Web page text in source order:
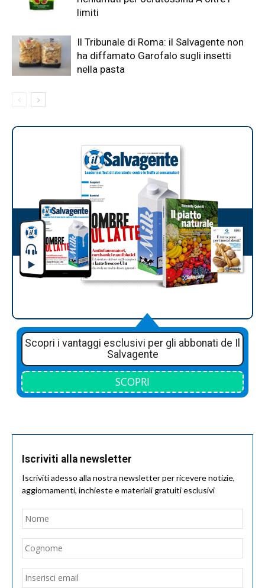
limiti
Il Tribunale di Roma: il Salvagente non
ha diffamato Garofalo sugli insetti
nella pasta
Scopri i vantaggi esclusivi per gli abbonati de Il
Salvagente
SCOPRI
Iscriviti alla newsletter
Iscriviti adesso alla nostra newsletter per ricevere notizie,
aggiornamenti, inchieste e materiali gratuiti esclusivi
Nome
Email